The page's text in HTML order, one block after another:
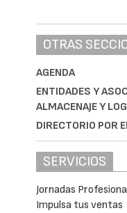
OTRAS
AGENDA
ENTIDADES Y
ALMACENAJE Y
DIRECTORIO POR
SERVICIOS
Jornadas
Impulsa tus ventas